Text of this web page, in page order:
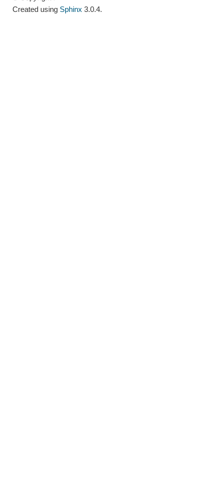
Created using Sphinx 3.0.4.